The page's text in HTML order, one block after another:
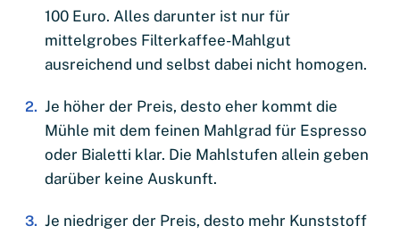
100 Euro. Alles darunter ist nur für
mittelgrobes Filterkaffee-Mahlgut
ausreichend und selbst dabei nicht homogen.
Je höher der Preis, desto eher kommt die
Mühle mit dem feinen Mahlgrad für Espresso
oder Bialetti klar. Die Mahlstufen allein geben
darüber keine Auskunft.
Je niedriger der Preis, desto mehr Kunststoff